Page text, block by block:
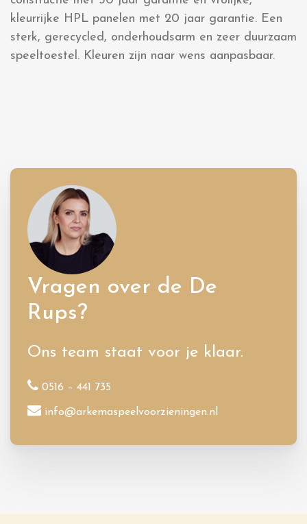
kleurrijke HPL panelen met 20 jaar garantie. Een
sterk, gerecycled, onderhoudsarm en zeer duurzaam
speeltoestel. Kleuren zijn naar wens aanpasbaar.
Vragen over de De
Rups?
Ons team staat voor je klaar.
0516 – 441 735
info@arkemaspeelvoorzieningen.nl